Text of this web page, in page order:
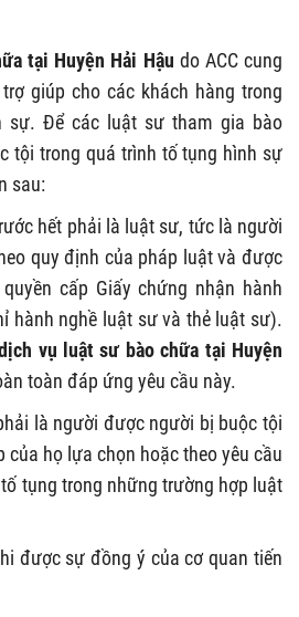
tại Huyện Hải Hậu do ACC cung
giúp cho các khách hàng trong
sự. Để các luật sư tham gia bào
tội trong quá trình tố tụng hình sự
sau:
hết phải là luật sư, tức là người
quy định của pháp luật và được
cấp Giấy chứng nhận hành
hành nghề luật sư và thẻ luật sư).
vụ luật sư bào chữa tại Huyện
toàn đáp ứng yêu cầu này.
là người được người bị buộc tội
của họ lựa chọn hoặc theo yêu cầu
tụng trong những trường hợp luật
được sự đồng ý của cơ quan tiến